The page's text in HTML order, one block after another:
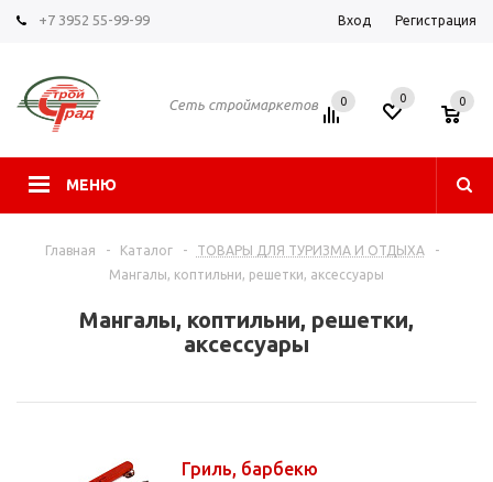
+7 3952 55-99-99 Вход Регистрация
Сеть строймаркетов
МЕНЮ
0 0 0
Главная - Каталог - ТОВАРЫ ДЛЯ ТУРИЗМА И ОТДЫХА
-
Мангалы, коптильни, решетки, аксессуары
Мангалы, коптильни, решетки,
аксессуары
Гриль, барбекю